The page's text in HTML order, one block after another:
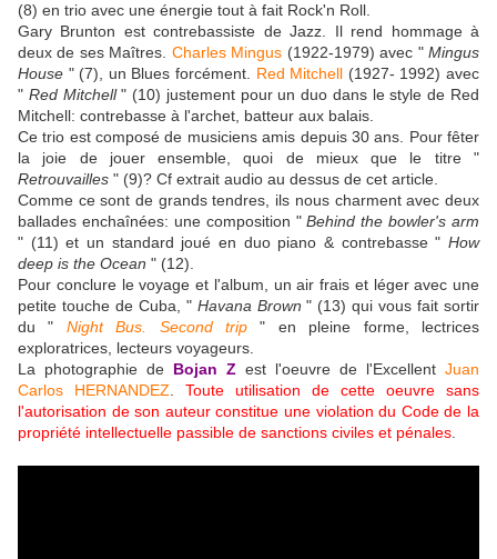
(8) en trio avec une énergie tout à fait Rock'n Roll.
Gary Brunton est contrebassiste de Jazz. Il rend hommage à
deux de ses Maîtres. Charles Mingus (1922-1979) avec "Mingus
House " (7), un Blues forcément. Red Mitchell (1927- 1992) avec
" Red Mitchell" (10) justement pour un duo dans le style de Red
Mitchell: contrebasse à l'archet, batteur aux balais.
Ce trio est composé de musiciens amis depuis 30 ans. Pour fêter
la joie de jouer ensemble, quoi de mieux que le titre "
Retrouvailles " (9)? Cf extrait audio au dessus de cet article.
Comme ce sont de grands tendres, ils nous charment avec deux
ballades enchaînées: une composition "Behind the bowler's arm
" (11) et un standard joué en duo piano & contrebasse " How
deep is the Ocean " (12).
Pour conclure le voyage et l'album, un air frais et léger avec une
petite touche de Cuba, " Havana Brown " (13) qui vous fait sortir
du " Night Bus. Second trip " en pleine forme, lectrices
exploratrices, lecteurs voyageurs.
La photographie de Bojan Z est l'oeuvre de l'Excellent Juan
Carlos HERNANDEZ
Toute utilisation de cette oeuvre sans
l'autorisation de son auteur constitue une violation du Code de la
propriété intellectuelle passible de sanctions civiles et pénales